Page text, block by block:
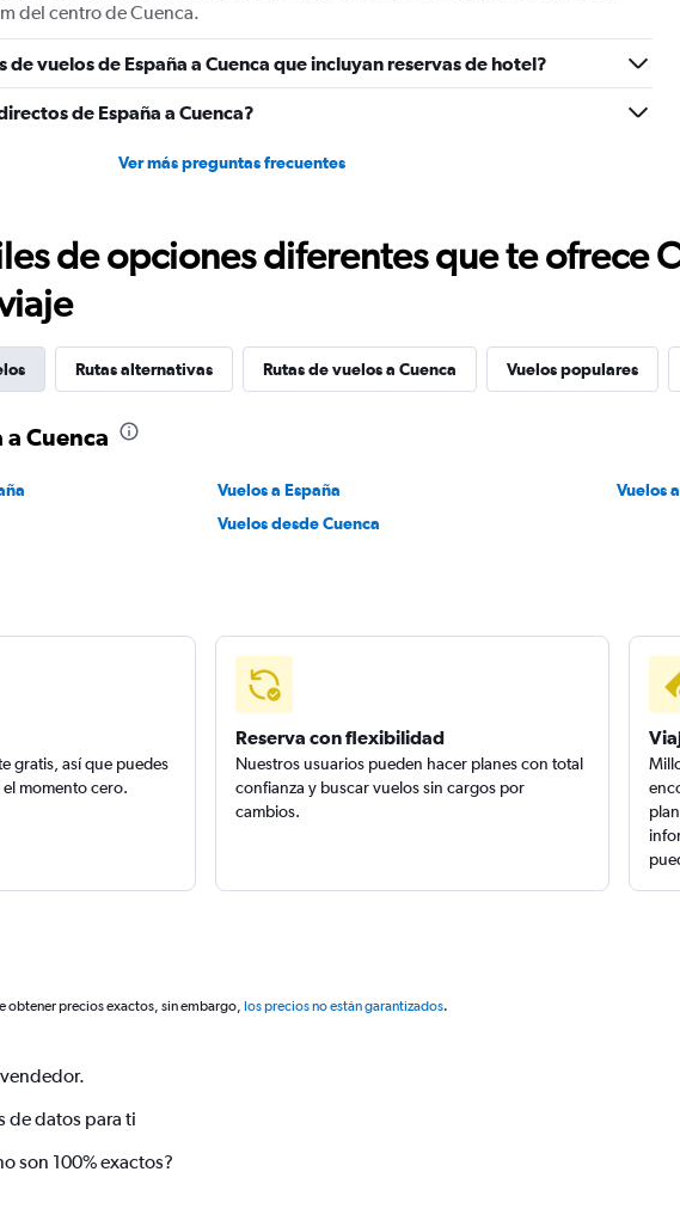
Range:
0
to
1800.
del centro de Cuenca.
de vuelos de España a Cuenca que incluyan reservas de hotel?
de España a Cuenca?
Ver más preguntas frecuentes
de opciones diferentes que te ofrece
Rutas alternativas Rutas de vuelos a Cuenca Vuelos populares
a Cuenca
Vuelos a España
Vuelos
Vuelos desde Cuenca
gratis, así que puedes
momento cero.
Reserva con flexibilidad
Nuestros usuarios pueden hacer planes con total
confianza y buscar vuelos sin cargos por
cambios.
obtener precios exactos, sin embargo, los precios no están garantizados.
de datos para ti
son 100% exactos?